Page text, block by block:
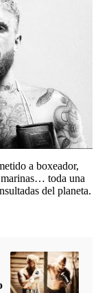
a boxeador,
marinas… toda una
del planeta.